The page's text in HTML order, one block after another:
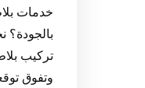
خدمات
بالجودة؟
تركيب